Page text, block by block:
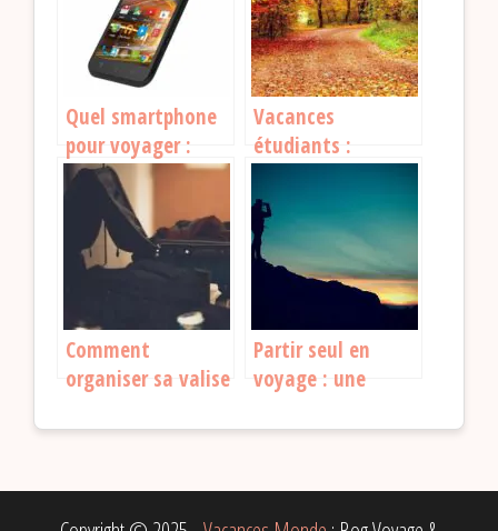
Quel smartphone
pour voyager :
comment faire le
bon choix ?
Vacances
étudiants :
comment partir
sans se ruiner ?
Comment
organiser sa valise
voyage ?
Partir seul en
voyage : une
au moins une fois